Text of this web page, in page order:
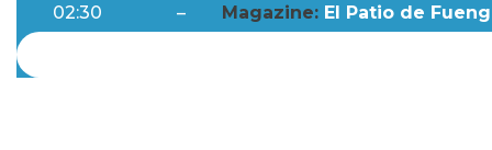
02:30 – Magazine: El Patio de